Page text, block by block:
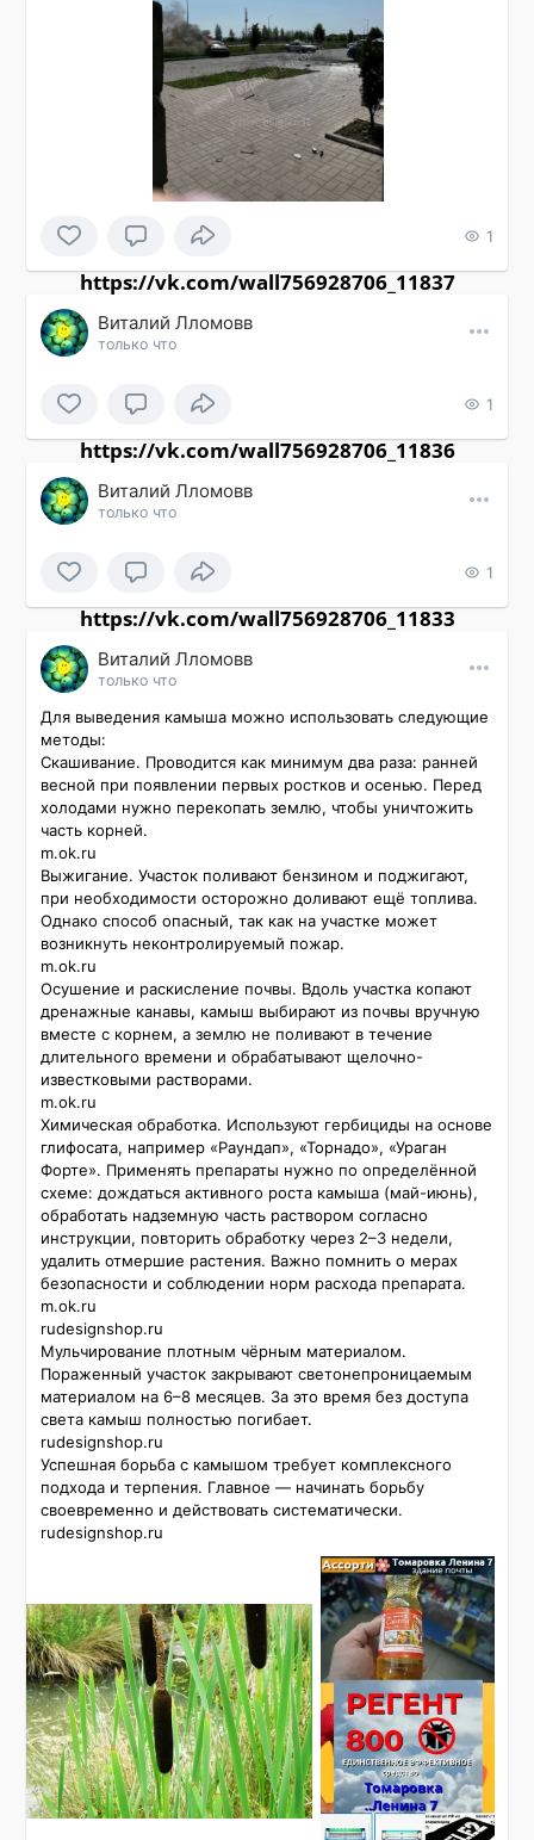
1
https://vk.com/wall756928706_11837
Виталий Лломовв
только что
1
https://vk.com/wall756928706_11836
Виталий Лломовв
только что
1
https://vk.com/wall756928706_11833
Виталий Лломовв
только что
Для выведения камыша можно использовать следующие
методы:
Скашивание. Проводится как минимум два раза: ранней
весной при появлении первых ростков и осенью. Перед
холодами нужно перекопать землю, чтобы уничтожить
часть корней.
m.ok.ru
Выжигание. Участок поливают бензином и поджигают,
при необходимости осторожно доливают ещё топлива.
Однако способ опасный, так как на участке может
возникнуть неконтролируемый пожар.
m.ok.ru
Осушение и раскисление почвы. Вдоль участка копают
дренажные канавы, камыш выбирают из почвы вручную
вместе с корнем, а землю не поливают в течение
длительного времени и обрабатывают щелочно-
известковыми растворами.
m.ok.ru
Химическая обработка. Используют гербициды на основе
глифосата, например «Раундап», «Торнадо», «Ураган
Форте». Применять препараты нужно по определённой
схеме: дождаться активного роста камыша (май-июнь),
обработать надземную часть раствором согласно
инструкции, повторить обработку через 2–3 недели,
удалить отмершие растения. Важно помнить о мерах
безопасности и соблюдении норм расхода препарата.
m.ok.ru
rudesignshop.ru
Мульчирование плотным чёрным материалом.
Пораженный участок закрывают светонепроницаемым
материалом на 6–8 месяцев. За это время без доступа
света камыш полностью погибает.
rudesignshop.ru
Успешная борьба с камышом требует комплексного
подхода и терпения. Главное — начинать борьбу
своевременно и действовать систематически.
rudesignshop.ru